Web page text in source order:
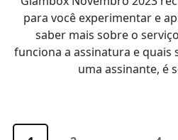
para você experimentar e
saber mais sobre o
funciona a assinatura e quais
uma assinante, é
Paginação